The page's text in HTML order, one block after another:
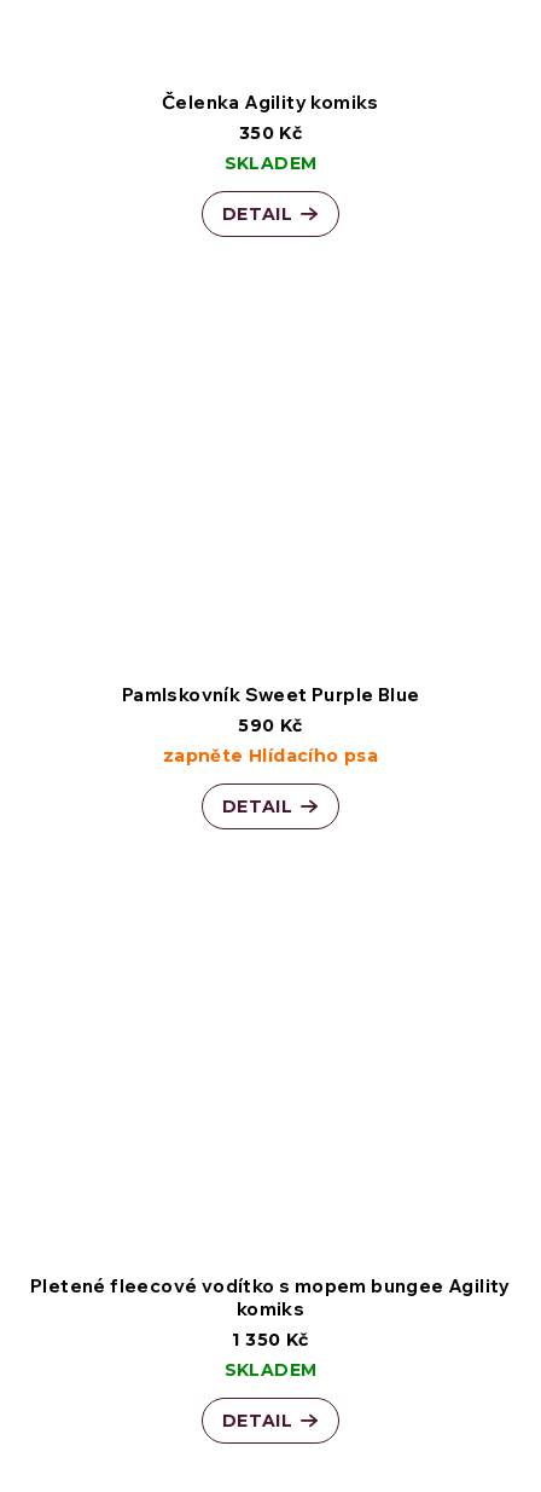
Čelenka Agility komiks
350 Kč
SKLADEM
DETAIL
Pamlskovník Sweet Purple Blue
590 Kč
zapněte Hlídacího psa
DETAIL
Pletené fleecové vodítko s mopem bungee Agility
komiks
1 350 Kč
SKLADEM
DETAIL